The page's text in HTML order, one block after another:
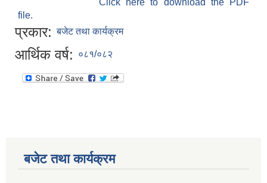
Click here to download the PDF
file.
प्रकार: बजेट तथा कार्यक्रम
आर्थिक वर्ष: ०८१/०८२
बजेट तथा कार्यक्रम